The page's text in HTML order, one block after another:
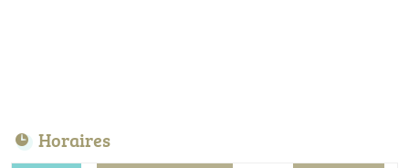
Horaires